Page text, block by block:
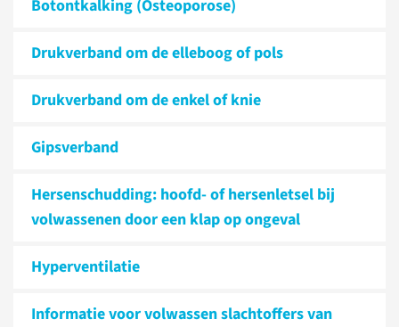
Botontkalking (Osteoporose)
Drukverband om de elleboog of pols
Drukverband om de enkel of knie
Gipsverband
Hersenschudding: hoofd- of hersenletsel bij
volwassenen door een klap op ongeval
Hyperventilatie
Informatie voor volwassen slachtoffers van